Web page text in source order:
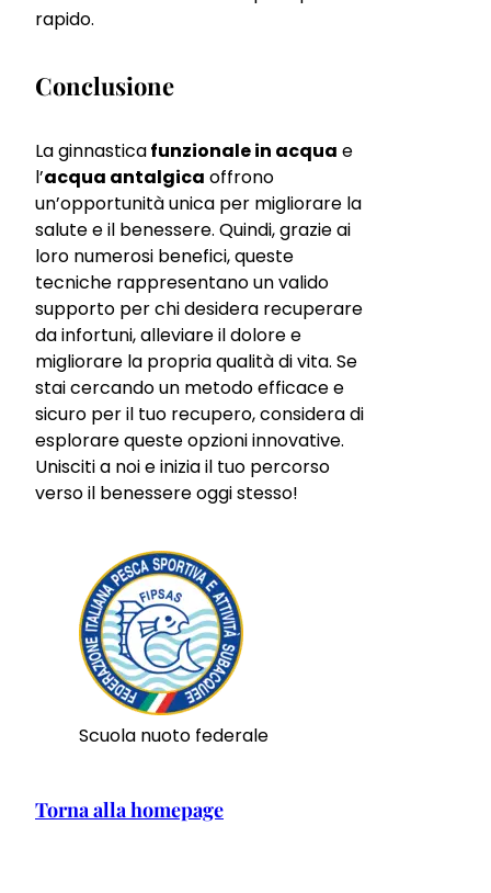
rapido.
Conclusione
La ginnasticafunzionale in acqua e
l’acqua antalgica offrono
un’opportunità unica per migliorare la
salute e il benessere. Quindi, grazie ai
loro numerosi benefici, queste
tecniche rappresentano un valido
supporto per chi desidera recuperare
da infortuni, alleviare il dolore e
migliorare la propria qualità di vita. Se
stai cercando un metodo efficace e
sicuro per il tuo recupero, considera di
esplorare queste opzioni innovative.
Unisciti a noi e inizia il tuo percorso
verso il benessere oggi stesso!
Scuola nuoto federale
Torna alla homepage